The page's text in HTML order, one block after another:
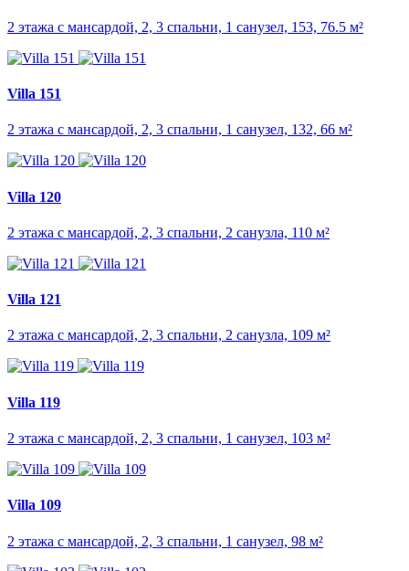
2 этажа с мансардой, 2, 3 спальни, 1 санузел, 153, 76.5 м²
Villa 151
2 этажа с мансардой, 2, 3 спальни, 1 санузел, 132, 66 м²
Villa 120
2 этажа с мансардой, 2, 3 спальни, 2 санузла, 110 м²
Villa 121
2 этажа с мансардой, 2, 3 спальни, 2 санузла, 109 м²
Villa 119
2 этажа с мансардой, 2, 3 спальни, 1 санузел, 103 м²
Villa 109
2 этажа с мансардой, 2, 3 спальни, 1 санузел, 98 м²